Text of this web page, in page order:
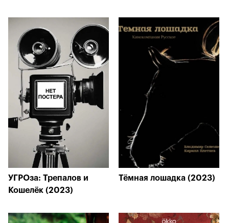
УГРОза: Трепалов и
Кошелёк (2023)
Тёмная лошадка (2023)